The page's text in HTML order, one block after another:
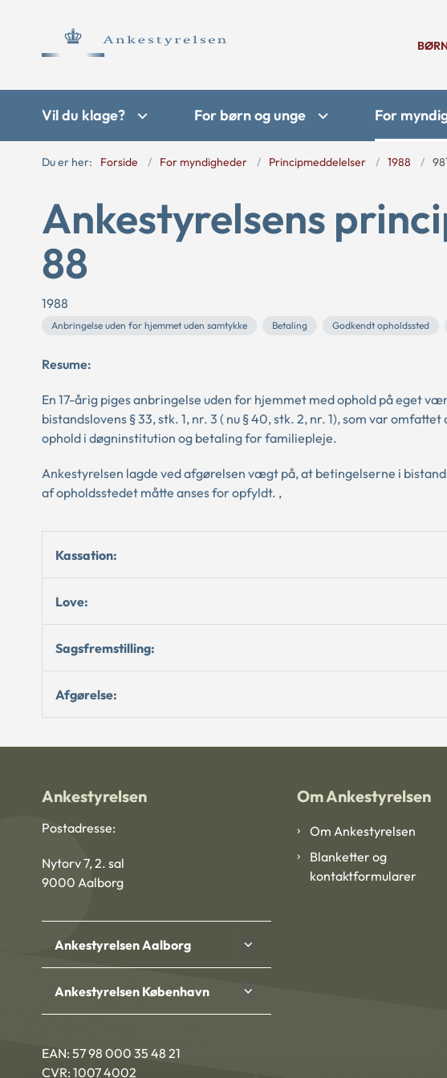
Vil du klage? For børn og unge For
Du er her: Forside For myndigheder Principmeddelelser 1988
Ankestyrelsens
88
1988
Anbringelse uden for hjemmet uden samtykke Betaling Godkendt opholdssted
Resume:
En 17-årig piges anbringelse uden for hjemmet med ophold på eget
bistandslovens § 33, stk. 1, nr. 3 ( nu § 40, stk. 2, nr. 1), som var
ophold i døgninstitution og betaling for familiepleje.
Ankestyrelsen lagde ved afgørelsen vægt på, at betingelserne i
af opholdsstedet måtte anses for opfyldt. ,
Kassation:
Love:
Sagsfremstilling:
Afgørelse:
Ankestyrelsen
Postadresse:
Nytorv 7, 2. sal
9000 Aalborg
Ankestyrelsen Aalborg
Ankestyrelsen København
EAN: 57 98 000 35 48 21
CVR: 1007 4002
Om Ankestyrelsen
Om Ankestyrelsen
Blanketter og
kontaktformularer